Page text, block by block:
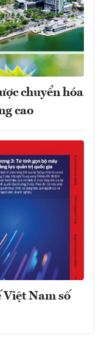
chuyển hóa
cao
Nam số